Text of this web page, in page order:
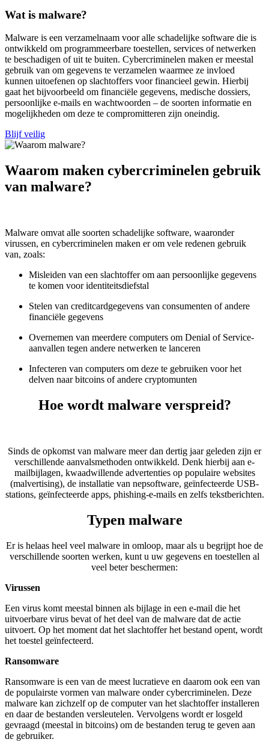
Wat is malware?
Malware is een verzamelnaam voor alle schadelijke software die is
ontwikkeld om programmeerbare toestellen, services of netwerken
te beschadigen of uit te buiten. Cybercriminelen maken er meestal
gebruik van om gegevens te verzamelen waarmee ze invloed
kunnen uitoefenen op slachtoffers voor financieel gewin. Hierbij
gaat het bijvoorbeeld om financiële gegevens, medische dossiers,
persoonlijke e-mails en wachtwoorden – de soorten informatie en
mogelijkheden om deze te compromitteren zijn oneindig.
Blijf veilig
Waarom maken cybercriminelen gebruik
van malware?
Malware omvat alle soorten schadelijke software, waaronder
virussen, en cybercriminelen maken er om vele redenen gebruik
van, zoals:
Misleiden van een slachtoffer om aan persoonlijke gegevens
te komen voor identiteitsdiefstal
Stelen van creditcardgegevens van consumenten of andere
financiële gegevens
Overnemen van meerdere computers om Denial of Service-
aanvallen tegen andere netwerken te lanceren
Infecteren van computers om deze te gebruiken voor het
delven naar bitcoins of andere cryptomunten
Hoe wordt malware verspreid?
Sinds de opkomst van malware meer dan dertig jaar geleden zijn er
verschillende aanvalsmethoden ontwikkeld. Denk hierbij aan e-
mailbijlagen, kwaadwillende advertenties op populaire websites
(malvertising), de installatie van nepsoftware, geïnfecteerde USB-
stations, geïnfecteerde apps, phishing-e-mails en zelfs tekstberichten.
Typen malware
Er is helaas heel veel malware in omloop, maar als u begrijpt hoe de
verschillende soorten werken, kunt u uw gegevens en toestellen al
veel beter beschermen:
Virussen
Een virus komt meestal binnen als bijlage in een e-mail die het
uitvoerbare virus bevat of het deel van de malware dat de actie
uitvoert. Op het moment dat het slachtoffer het bestand opent, wordt
het toestel geïnfecteerd.
Ransomware
Ransomware is een van de meest lucratieve en daarom ook een van
de populairste vormen van malware onder cybercriminelen. Deze
malware kan zichzelf op de computer van het slachtoffer installeren
en daar de bestanden versleutelen. Vervolgens wordt er losgeld
gevraagd (meestal in bitcoins) om de bestanden terug te geven aan
de gebruiker.